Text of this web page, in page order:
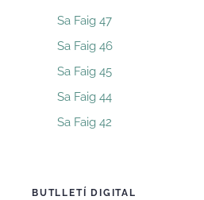
Sa Faig 47
Sa Faig 46
Sa Faig 45
Sa Faig 44
Sa Faig 42
BUTLLETÍ DIGITAL